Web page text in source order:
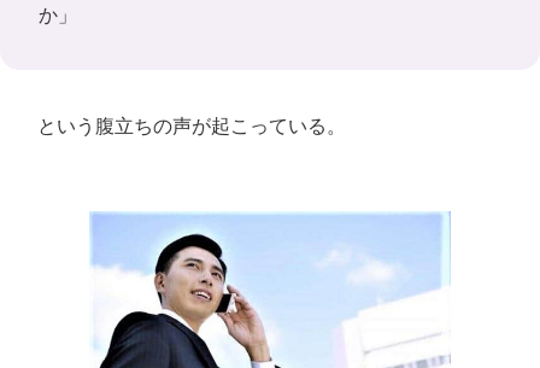
か」
という腹立ちの声が起こっている。